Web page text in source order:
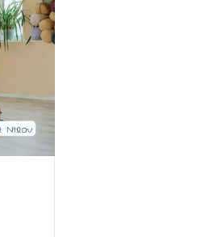
polarizada
o mundos?
generan las redes sociales
sagrada?